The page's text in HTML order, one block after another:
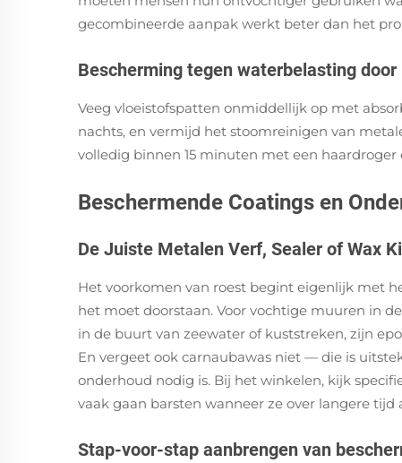
gecombineerde aanpak werkt beter dan het
Bescherming tegen waterbelasting
Veeg vloeistofspatten onmiddellijk op met
nachts, en vermijd het stoomreinigen van
volledig binnen 15 minuten met een haardroger
Beschermende Coatings en
De Juiste Metalen Verf, Sealer of Wax
Het voorkomen van roest begint eigenlijk met
het moet doorstaan. Voor vochtige muuren in
in de buurt van zeewater of kuststreken, zijn
En vergeet ook carnaubawas niet — die is
onderhoud nodig is. Bij het winkelen, kijk
vaak gaan barsten wanneer ze over langere
Stap-voor-stap aanbrengen van